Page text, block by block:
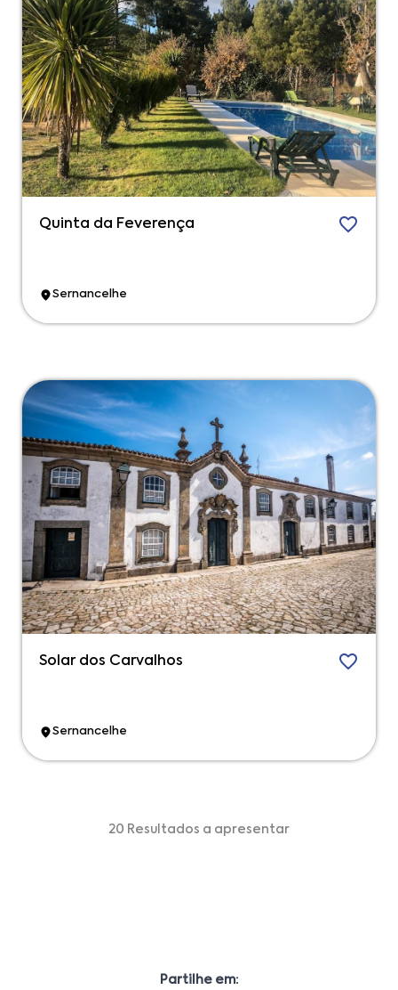
Quinta da Feverença
Sernancelhe
Solar dos Carvalhos
Sernancelhe
20 Resultados a apresentar
Partilhe em: